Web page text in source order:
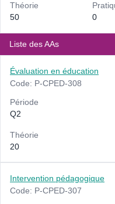
Théorie
50
0
Liste des AAs
Évaluation en éducation
Code: P-CPED-308
Période
Q2
Théorie
20
Intervention pédagogique
Code: P-CPED-307